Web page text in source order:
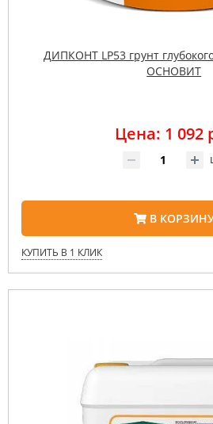
ДИПКОНТ LP53 грунт
ОСНОВИТ
Цена: 1 092
В
КУПИТЬ В 1 КЛИК